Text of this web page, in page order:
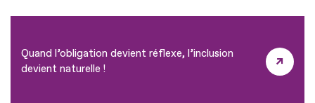
Quand l’obligation devient réflexe, l’inclusion
devient naturelle !